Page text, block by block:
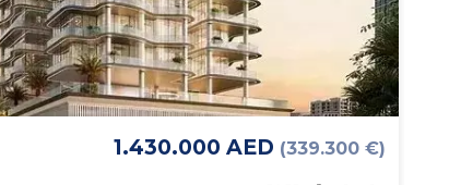
1.430.000 AED (339.300 €)